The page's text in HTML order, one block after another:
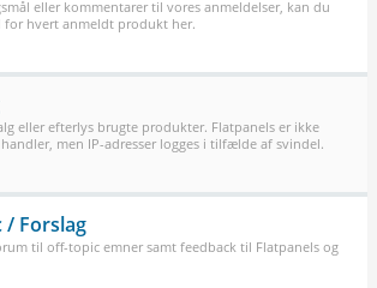
eller kommentarer til vores anmeldelser, kan du
for hvert anmeldt produkt her.
eller efterlys brugte produkter. Flatpanels er ikke
men IP-adresser logges i tilfælde af svindel.
Forslag
til off-topic emner samt feedback til Flatpanels og